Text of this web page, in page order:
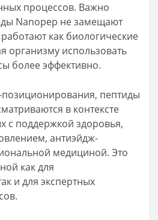
процессов. Важно
Nanopep не замещают
как биологические
организму использовать
более эффективно.
позиционирования, пептиды
в контексте
с поддержкой здоровья,
антиэйдж-
медициной. Это
как для
и для экспертных